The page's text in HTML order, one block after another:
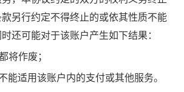
款另行约定不得终止的或依其性质不能
还可能对于该账户产生如下结果：
将作废；
能适用该账户内的支付或其他服务。